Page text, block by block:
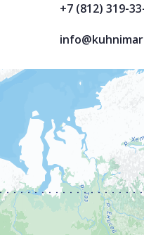
+7 (812) 319-